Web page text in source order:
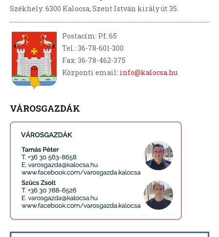
Székhely: 6300 Kalocsa, Szent István király út 35.
Postacím: Pf.:65
Tel.: 36-78-601-300
Fax: 36-78-462-375
Központi email: info@kalocsa.hu
VÁROSGAZDÁK